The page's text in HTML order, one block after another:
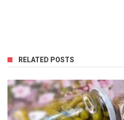
RELATED POSTS